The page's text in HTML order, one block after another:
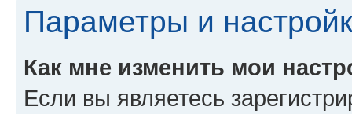
Параметры и
Как мне изменить мои
Если вы являетесь